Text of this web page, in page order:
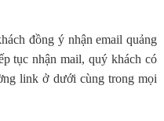
đồng ý nhận email quảng
tục nhận mail, quý khách có
link ở dưới cùng trong mọi